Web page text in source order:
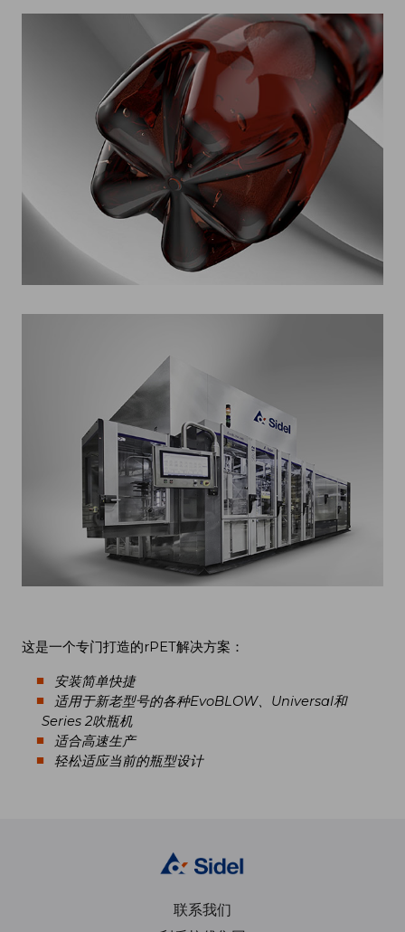
这是一个专门打造的rPET解决方案：
安装简单快捷
适用于新老型号的各种EvoBLOW、Universal和
Series 2吹瓶机
适合高速生产
轻松适应当前的瓶型设计
联系我们